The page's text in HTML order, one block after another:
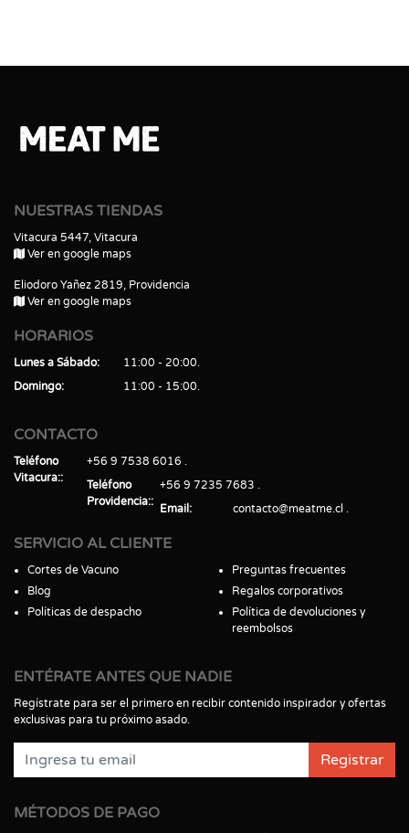
NUESTRAS TIENDAS
Vitacura 5447, Vitacura
Ver en google maps
Eliodoro Yañez 2819, Providencia
Ver en google maps
HORARIOS
Lunes a Sábado
11:00 - 20:00
Domingo
11:00 - 15:00
CONTACTO
Teléfono
Vitacura:
+56 9 7538 6016
Teléfono
Providencia:
+56 9 7235 7683
Email
contacto@meatme.cl
SERVICIO AL CLIENTE
Cortes de Vacuno
Blog
Políticas de despacho
Preguntas frecuentes
Regalos corporativos
Política de devoluciones y
reembolsos
ENTÉRATE ANTES QUE NADIE
Regístrate para ser el primero en recibir contenido inspirador y ofertas
exclusivas para tu próximo asado.
Registrar
MÉTODOS DE PAGO